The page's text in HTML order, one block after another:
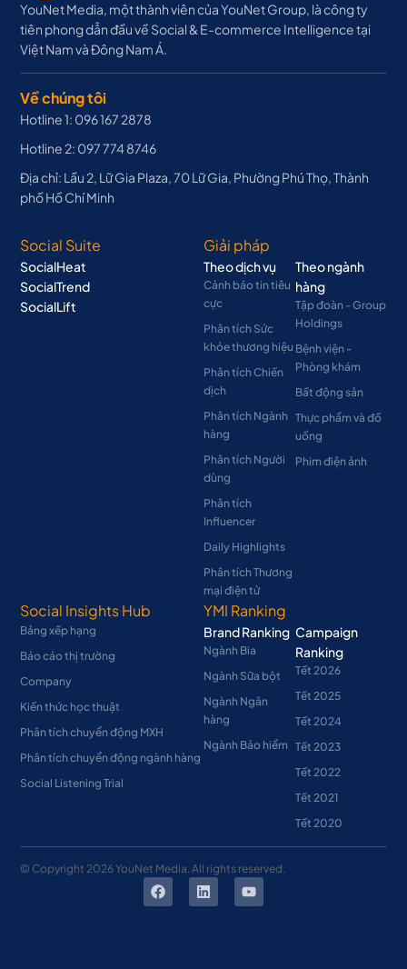
YouNet Media, một thành viên của YouNet Group, là công ty
tiên phong dẫn đầu về Social & E-commerce Intelligence tại
Việt Nam và Đông Nam Á.
Về chúng tôi
Hotline 1: 096 167 2878
Hotline 2: 097 774 8746
Địa chỉ: Lầu 2, Lữ Gia Plaza, 70 Lữ Gia, Phường Phú Thọ, Thành
phố Hồ Chí Minh
Social Suite
SocialHeat
SocialTrend
SocialLift
Giải pháp
Theo dịch vụ
Cảnh báo tin tiêu
cực
Phân tích Sức
khỏe thương hiệu
Phân tích Chiến
dịch
Phân tích Ngành
hàng
Phân tích Người
dùng
Phân tích
Influencer
Daily Highlights
Phân tích Thương
mại điện tử
Theo ngành
hàng
Tập đoàn - Group
Holdings
Bệnh viện -
Phòng khám
Bất động sản
Thực phẩm và đồ
uống
Phim điện ảnh
Social Insights Hub
Bảng xếp hạng
Báo cáo thị trường
Company
Kiến thức học thuật
Phân tích chuyển động MXH
Phân tích chuyển động ngành hàng
Social Listening Trial
YMI Ranking
Brand Ranking
Ngành Bia
Ngành Sữa bột
Ngành Ngân
hàng
Ngành Bảo hiểm
Campaign
Ranking
Tết 2026
Tết 2025
Tết 2024
Tết 2023
Tết 2022
Tết 2021
Tết 2020
© Copyright 2026YouNet Media. All rights reserved.